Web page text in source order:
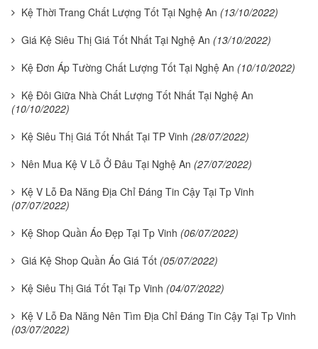
Kệ Thời Trang Chất Lượng Tốt Tại Nghệ An (13/10/2022)
Giá Kệ Siêu Thị Giá Tốt Nhất Tại Nghệ An (13/10/2022)
Kệ Đơn Áp Tường Chất Lượng Tốt Tại Nghệ An (10/10/2022)
Kệ Đôi Giữa Nhà Chất Lượng Tốt Nhất Tại Nghệ An
(10/10/2022)
Kệ Siêu Thị Giá Tốt Nhất Tại TP Vinh (28/07/2022)
Nên Mua Kệ V Lỗ Ở Đâu Tại Nghệ An (27/07/2022)
Kệ V Lỗ Đa Năng Địa Chỉ Đáng Tin Cậy Tại Tp Vinh
(07/07/2022)
Kệ Shop Quần Áo Đẹp Tại Tp Vinh (06/07/2022)
Giá Kệ Shop Quần Áo Giá Tốt (05/07/2022)
Kệ Siêu Thị Giá Tốt Tại Tp Vinh (04/07/2022)
Kệ V Lỗ Đa Năng Nên Tìm Địa Chỉ Đáng Tin Cậy Tại Tp Vinh
(03/07/2022)